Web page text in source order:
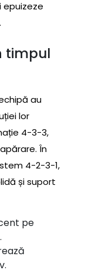
epuizeze
timpul
au
lor
4-3-3,
În
4-2-3-1,
și suport
pe